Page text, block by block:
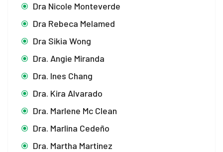
Dra Nicole Monteverde
Dra Rebeca Melamed
Dra Sikia Wong
Dra. Angie Miranda
Dra. Ines Chang
Dra. Kira Alvarado
Dra. Marlene Mc Clean
Dra. Marlina Cedeño
Dra. Martha Martinez